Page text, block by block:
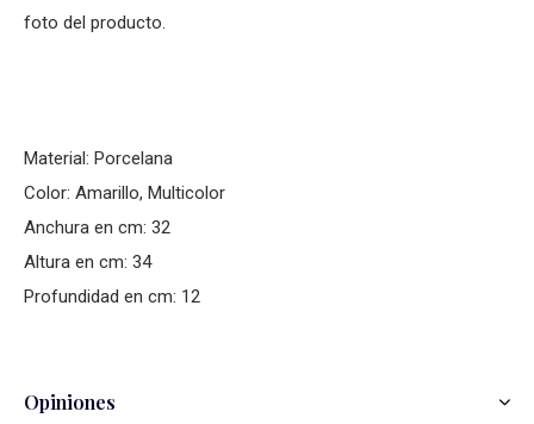
foto del producto.
Material: Porcelana
Color: Amarillo, Multicolor
Anchura en cm: 32
Altura en cm: 34
Profundidad en cm: 12
Opiniones